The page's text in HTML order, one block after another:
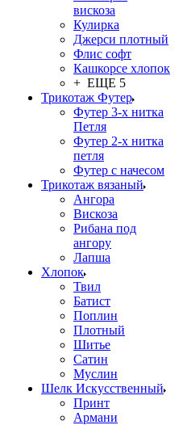
вискоза
Кулирка
Джерси плотный
Флис софт
Кашкорсе хлопок
+ ЕЩЕ 5
Трикотаж Футер
Футер 3-х нитка
Петля
Футер 2-х нитка
петля
Футер с начесом
Трикотаж вязаный
Ангора
Вискоза
Рибана под
ангору
Лапша
Хлопок
Твил
Батист
Поплин
Плотный
Шитье
Сатин
Муслин
Шелк Искусственный
Принт
Армани